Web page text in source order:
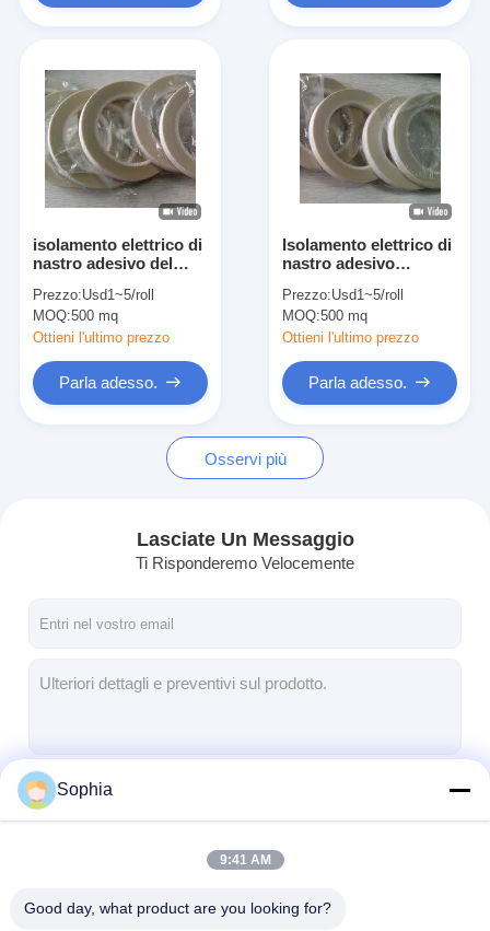
isolamento elettrico di
nastro adesivo del
di 0.18mm
Prezzo:Usd1~5/roll
MOQ:500 mq
Ottieni l'ultimo prezzo
Parla adesso.
Isolamento elettrico di
nastro adesivo
vetro del grado di H
Prezzo:Usd1~5/roll
MOQ:500 mq
Ottieni l'ultimo prezzo
Parla adesso.
Osservi più
Lasciate Un Messaggio
Ti Risponderemo Velocemente
Sophia
9:41 AM
Good day, what product are you looking for?